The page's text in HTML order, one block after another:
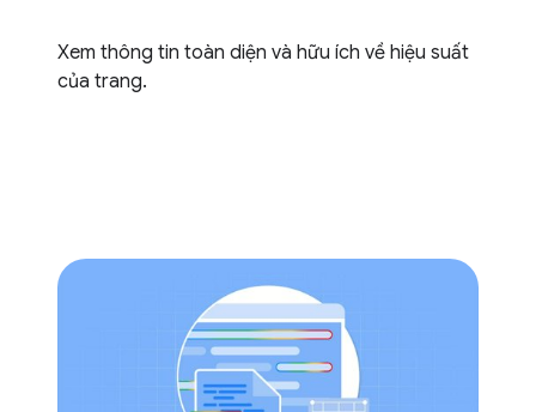
Xem thông tin toàn diện và hữu ích về hiệu suất
của trang.